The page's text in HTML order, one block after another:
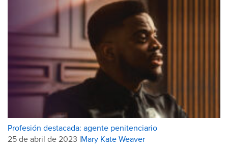
Profesión destacada: agente penitenciario
25 de abril de 2023 |Mary Kate Weaver